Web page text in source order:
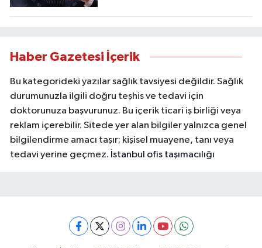
Haber Gazetesi İçerik
Bu kategorideki yazılar sağlık tavsiyesi değildir. Sağlık
durumunuzla ilgili doğru teşhis ve tedavi için
doktorunuza başvurunuz. Bu içerik ticari iş birliği veya
reklam içerebilir. Sitede yer alan bilgiler yalnızca genel
bilgilendirme amacı taşır; kişisel muayene, tanı veya
tedavi yerine geçmez. İstanbul ofis taşımacılığı